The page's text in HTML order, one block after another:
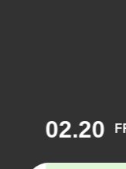
02.20 FRI